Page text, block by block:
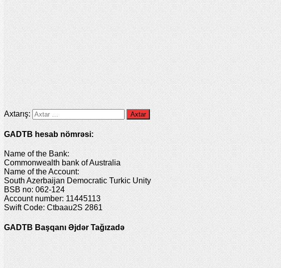
Axtarış:
GADTB hesab nömrəsi:
Name of the Bank:
Commonwealth bank of Australia
Name of the Account:
South Azerbaijan Democratic Turkic Unity
BSB no: 062-124
Account number: 11445113
Swift Code: Ctbaau2S 2861
GADTB Başqanı Əjdər Tağızadə